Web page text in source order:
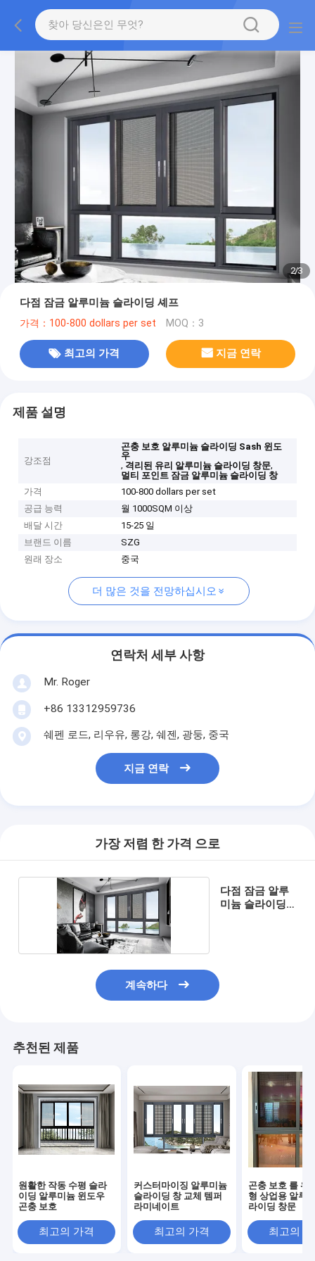
2/3
다점 잠금 알루미늄 슬라이딩 셰프
가격：100-800 dollars per set MOQ：3
최고의 가격 지금 연락
제품 설명
강조점
곤충 보호 알루미늄 슬라이딩 Sash 윈도
우
, 격리된 유리 알루미늄 슬라이딩 창문,
멀티 포인트 잠금 알루미늄 슬라이딩 창
가격
100-800 dollars per set
공급 능력
월 1000SQM 이상
배달 시간
15-25 일
브랜드 이름
SZG
원래 장소
중국
더 많은 것을 전망하십시오
연락처 세부 사항
Mr. Roger
+86 13312959736
쉐펜 로드, 리우유, 롱강, 쉐젠, 광둥, 중국
지금 연락
가장 저렴 한 가격 으로
다점 잠금 알루
미늄 슬라이딩
계속하다
추천된 제품
원활한 작동 수평 슬라
이딩 알루미늄 윈도우
곤충 보호
최고의 가격
커스터마이징 알루미늄
슬라이딩 창 교체 템퍼
라미네이트
최고의 가격
곤충 보호 를 위
형 상업용 알루
라이딩 창문
최고의